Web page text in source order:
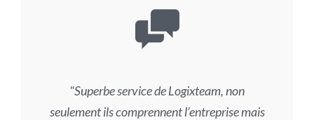
Superbe service de Logixteam, non
seulement ils comprennent l’entreprise mais